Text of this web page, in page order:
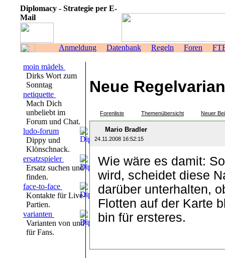
Diplomacy - Strategie per E-
Mail
Anmeldung Datenbank Regeln Foren
moin mädels
Dirks Wort zum
Sonntag
netiquette
Mach Dich
unbeliebt im
Forum und Chat.
ludo-forum
Dippy und
Klönschnack.
ersatzspieler
Ersatz suchen und
finden.
face-to-face
Kontakte für Live-
Partien.
varianten
Varianten von und
für Fans.
Neue
Forenliste Themenübersicht Neuer
Mario Bradler
24.11.2008 16:52:15
Wie wäre es damit:
wird, scheidet diese
darüber unterhalten,
Flotten auf der Karte
bin für ersteres.